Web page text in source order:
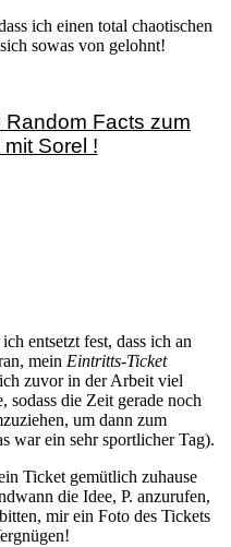
ich einen total chaotischen
sowas von gelohnt!
Facts zum
Sorel !
entsetzt fest, dass ich an
mein Eintritts-Ticket
zuvor in der Arbeit viel
sodass die Zeit gerade noch
um dann zum
war ein sehr sportlicher Tag).
Ticket gemütlich zuhause
die Idee, P. anzurufen,
mir ein Foto des Tickets